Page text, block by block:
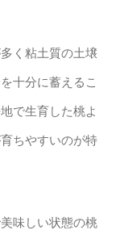
く粘土質の土壌
十分に蓄えるこ
で生育した桃よ
ちやすいのが特
味しい状態の桃